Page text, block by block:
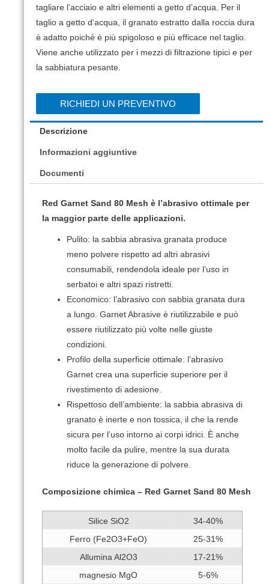
tagliare l’acciaio e altri elementi a getto d’acqua. Per il
taglio a getto d’acqua, il granato estratto dalla roccia dura
è adatto poiché è più spigoloso e più efficace nel taglio.
Viene anche utilizzato per i mezzi di filtrazione tipici e per
la sabbiatura pesante.
RICHIEDI UN PREVENTIVO
Descrizione
Informazioni aggiuntive
Documenti
Red Garnet Sand 80 Mesh è l’abrasivo ottimale per
la maggior parte delle applicazioni.
Pulito: la sabbia abrasiva granata produce
meno polvere rispetto ad altri abrasivi
consumabili, rendendola ideale per l’uso in
serbatoi e altri spazi ristretti.
Economico: l’abrasivo con sabbia granata dura
a lungo.Garnet Abrasive è riutilizzabile e può
essere riutilizzato più volte nelle giuste
condizioni.
Profilo della superficie ottimale: l’abrasivo
Garnet crea una superficie superiore per il
rivestimento di adesione.
Rispettoso dell’ambiente: la sabbia abrasiva di
granato è inerte e non tossica, il che la rende
sicura per l’uso intorno ai corpi idrici. È anche
molto facile da pulire, mentre la sua durata
riduce la generazione di polvere.
Composizione chimica – Red Garnet Sand 80 Mesh
Silice SiO2
34-40%
Ferro (Fe2O3+FeO)
25-31%
Allumina Al2O3
17-21%
magnesio MgO
5-6%